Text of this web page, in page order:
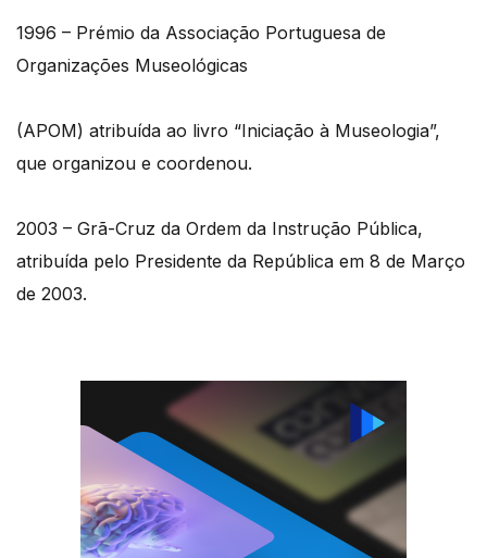
1996 – Prémio da Associação Portuguesa de
Organizações Museológicas
(APOM) atribuída ao livro “Iniciação à Museologia”,
que organizou e coordenou.
2003 – Grã-Cruz da Ordem da Instrução Pública,
atribuída pelo Presidente da República em 8 de Março
de 2003.